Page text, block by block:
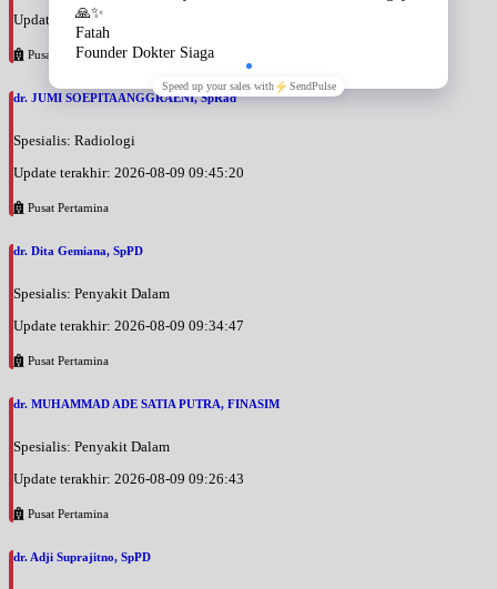
Update terakhir: 2026-08-09 12:40:02
Pusat Pertamina
dr. JUMI SOEPITAANGGRAENI, SpRad
Spesialis: Radiologi
Update terakhir: 2026-08-09 09:45:20
Pusat Pertamina
dr. Dita Gemiana, SpPD
Spesialis: Penyakit Dalam
Update terakhir: 2026-08-09 09:34:47
Pusat Pertamina
dr. MUHAMMAD ADE SATIA PUTRA, FINASIM
Spesialis: Penyakit Dalam
Update terakhir: 2026-08-09 09:26:43
Pusat Pertamina
dr. Adji Suprajitno, SpPD